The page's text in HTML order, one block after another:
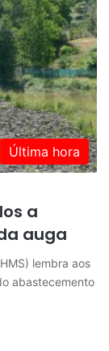
Última hora
a
auga
lembra aos
abastecemento